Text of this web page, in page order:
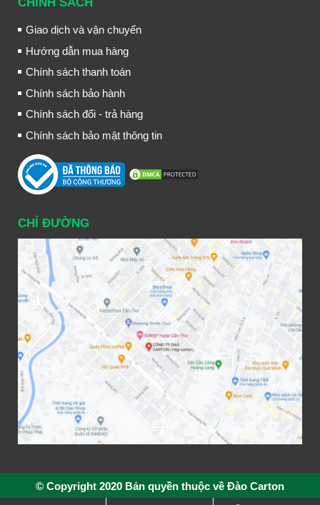
Giao dịch và vận chuyển
Hướng dẫn mua hàng
Chính sách thanh toán
Chính sách bảo hành
Chính sách đổi - trả hàng
Chính sách bảo mật thông tin
CHỈ ĐƯỜNG
© Copyright 2020 Bản quyền thuộc về Đào Carton